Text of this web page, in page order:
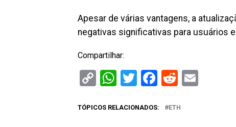
Apesar de várias vantagens, a
negativas significativas para usuários
Compartilhar:
CopyWhatsApp
Twitter
Facebook
Reddit
TÓPICOS RELACIONADOS: ETH